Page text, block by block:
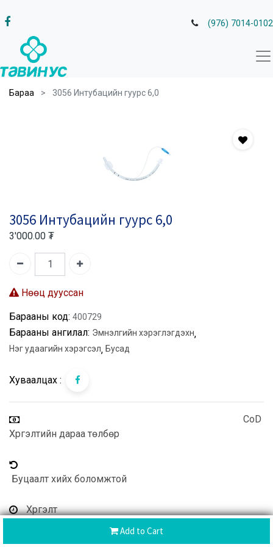
(976) 7014-0102
Бараа 3056 Интубацийн гуурс 6,0
Add to Cart
3056 Интубацийн гуурс 6,0
3'000.00 ₮
Нөөц дууссан
Барааны код: 400729
Барааны ангилал: Эмнэлгийн хэрэглэгдэхүүн,
Нэг удаагийн хэрэгсэл, Бусад
Хуваалцах :
CoD
Хүргэлтийн дараа төлбөр
Буцаалт хийх боломжтой
Хүргэлт